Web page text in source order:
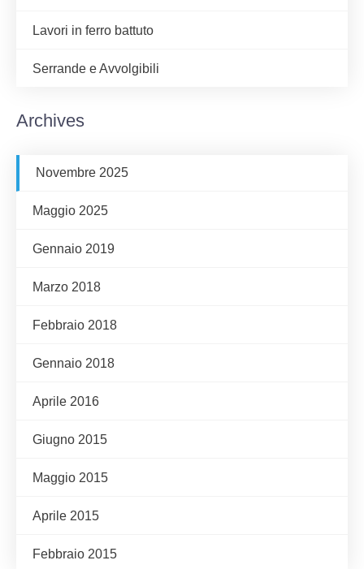
Lavori in ferro battuto
Serrande e Avvolgibili
Archives
Novembre 2025
Maggio 2025
Gennaio 2019
Marzo 2018
Febbraio 2018
Gennaio 2018
Aprile 2016
Giugno 2015
Maggio 2015
Aprile 2015
Febbraio 2015